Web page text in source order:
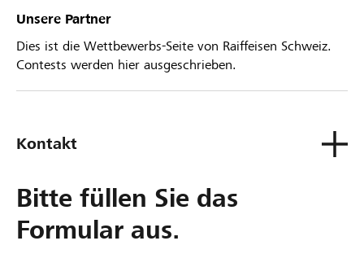
Unsere Partner
Dies ist die Wettbewerbs-Seite von Raiffeisen Schweiz.
Contests werden hier ausgeschrieben.
Kontakt
Bitte füllen Sie das
Formular aus.